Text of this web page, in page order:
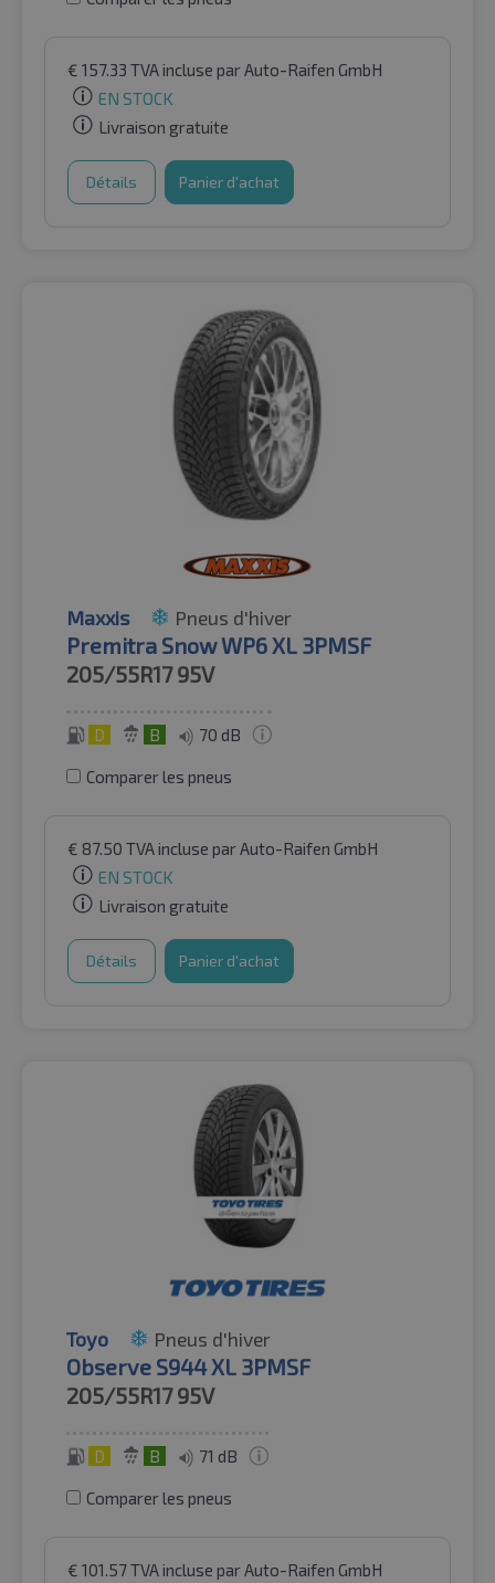
€ 157.33 TVA incluse par Auto-Raifen GmbH
EN STOCK
Livraison gratuite
Détails Panier d'achat
Maxxis Pneus d'hiver
Premitra Snow WP6 XL 3PMSF
205/55R17 95V
D B 70 dB
Comparer les pneus
€ 87.50 TVA incluse par Auto-Raifen GmbH
EN STOCK
Livraison gratuite
Détails Panier d'achat
Toyo Pneus d'hiver
Observe S944 XL 3PMSF
205/55R17 95V
D B 71 dB
Comparer les pneus
€ 101.57TVA incluse par Auto-Raifen GmbH